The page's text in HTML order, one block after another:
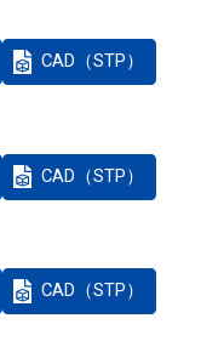
CAD（STP）
CAD（STP）
CAD（STP）